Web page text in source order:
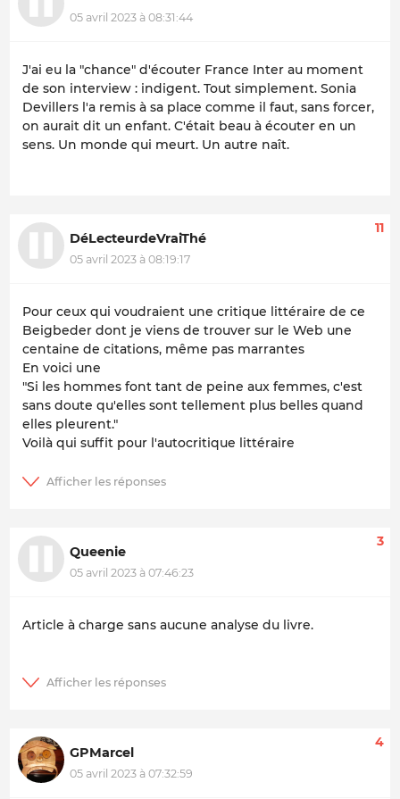
05 avril 2023 à 08:31:44
J'ai eu la "chance" d'écouter France Inter au moment
de son interview : indigent. Tout simplement. Sonia
Devillers l'a remis à sa place comme il faut, sans forcer,
on aurait dit un enfant. C'était beau à écouter en un
sens. Un monde qui meurt. Un autre naît.
DéLecteurdeVraiThé
05 avril 2023 à 08:19:17
11
Pour ceux qui voudraient une critique littéraire de ce
Beigbeder dont je viens de trouver sur le Web une
centaine de citations, même pas marrantes
En voici une
"Si les hommes font tant de peine aux femmes, c'est
sans doute qu'elles sont tellement plus belles quand
elles pleurent."
Voilà qui suffit pour l'autocritique littéraire
Queenie
05 avril 2023 à 07:46:23
3
Article à charge sans aucune analyse du livre.
GPMarcel
05 avril 2023 à 07:32:59
4